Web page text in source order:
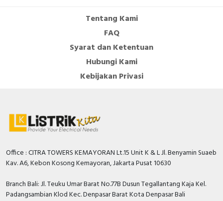
Tentang Kami
FAQ
Syarat dan Ketentuan
Hubungi Kami
Kebijakan Privasi
Office : CITRA TOWERS KEMAYORAN Lt.15 Unit K & L Jl. Benyamin Suaeb
Kav. A6, Kebon Kosong Kemayoran, Jakarta Pusat 10630
Branch Bali: Jl. Teuku Umar Barat No.77B Dusun Tegallantang Kaja Kel.
Padangsambian Klod Kec. Denpasar Barat Kota Denpasar Bali